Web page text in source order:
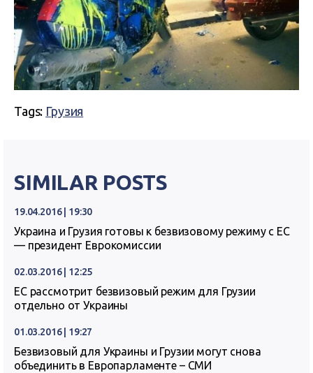
Tags: Грузия
SIMILAR POSTS
19.04.2016 | 19:30
Украина и Грузия готовы к безвизовому режиму с ЕС
— президент Еврокомиссии
02.03.2016 | 12:25
ЕС рассмотрит безвизовый режим для Грузии
отдельно от Украины
01.03.2016 | 19:27
Безвизовый для Украины и Грузии могут снова
объединить в Европарламенте – СМИ